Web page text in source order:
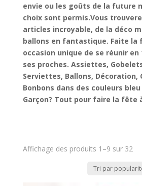
envie ou les goûts de la future
choix sont permis.Vous
articles incroyable, de la déco
ballons en fantastique. Faite la
occasion unique de se réunir
ses proches. Assiettes,
Serviettes, Ballons, Décoration,
Bonbons dans des couleurs
Garçon? Tout pour faire la fête
Affichage des produits 1–9 sur 32